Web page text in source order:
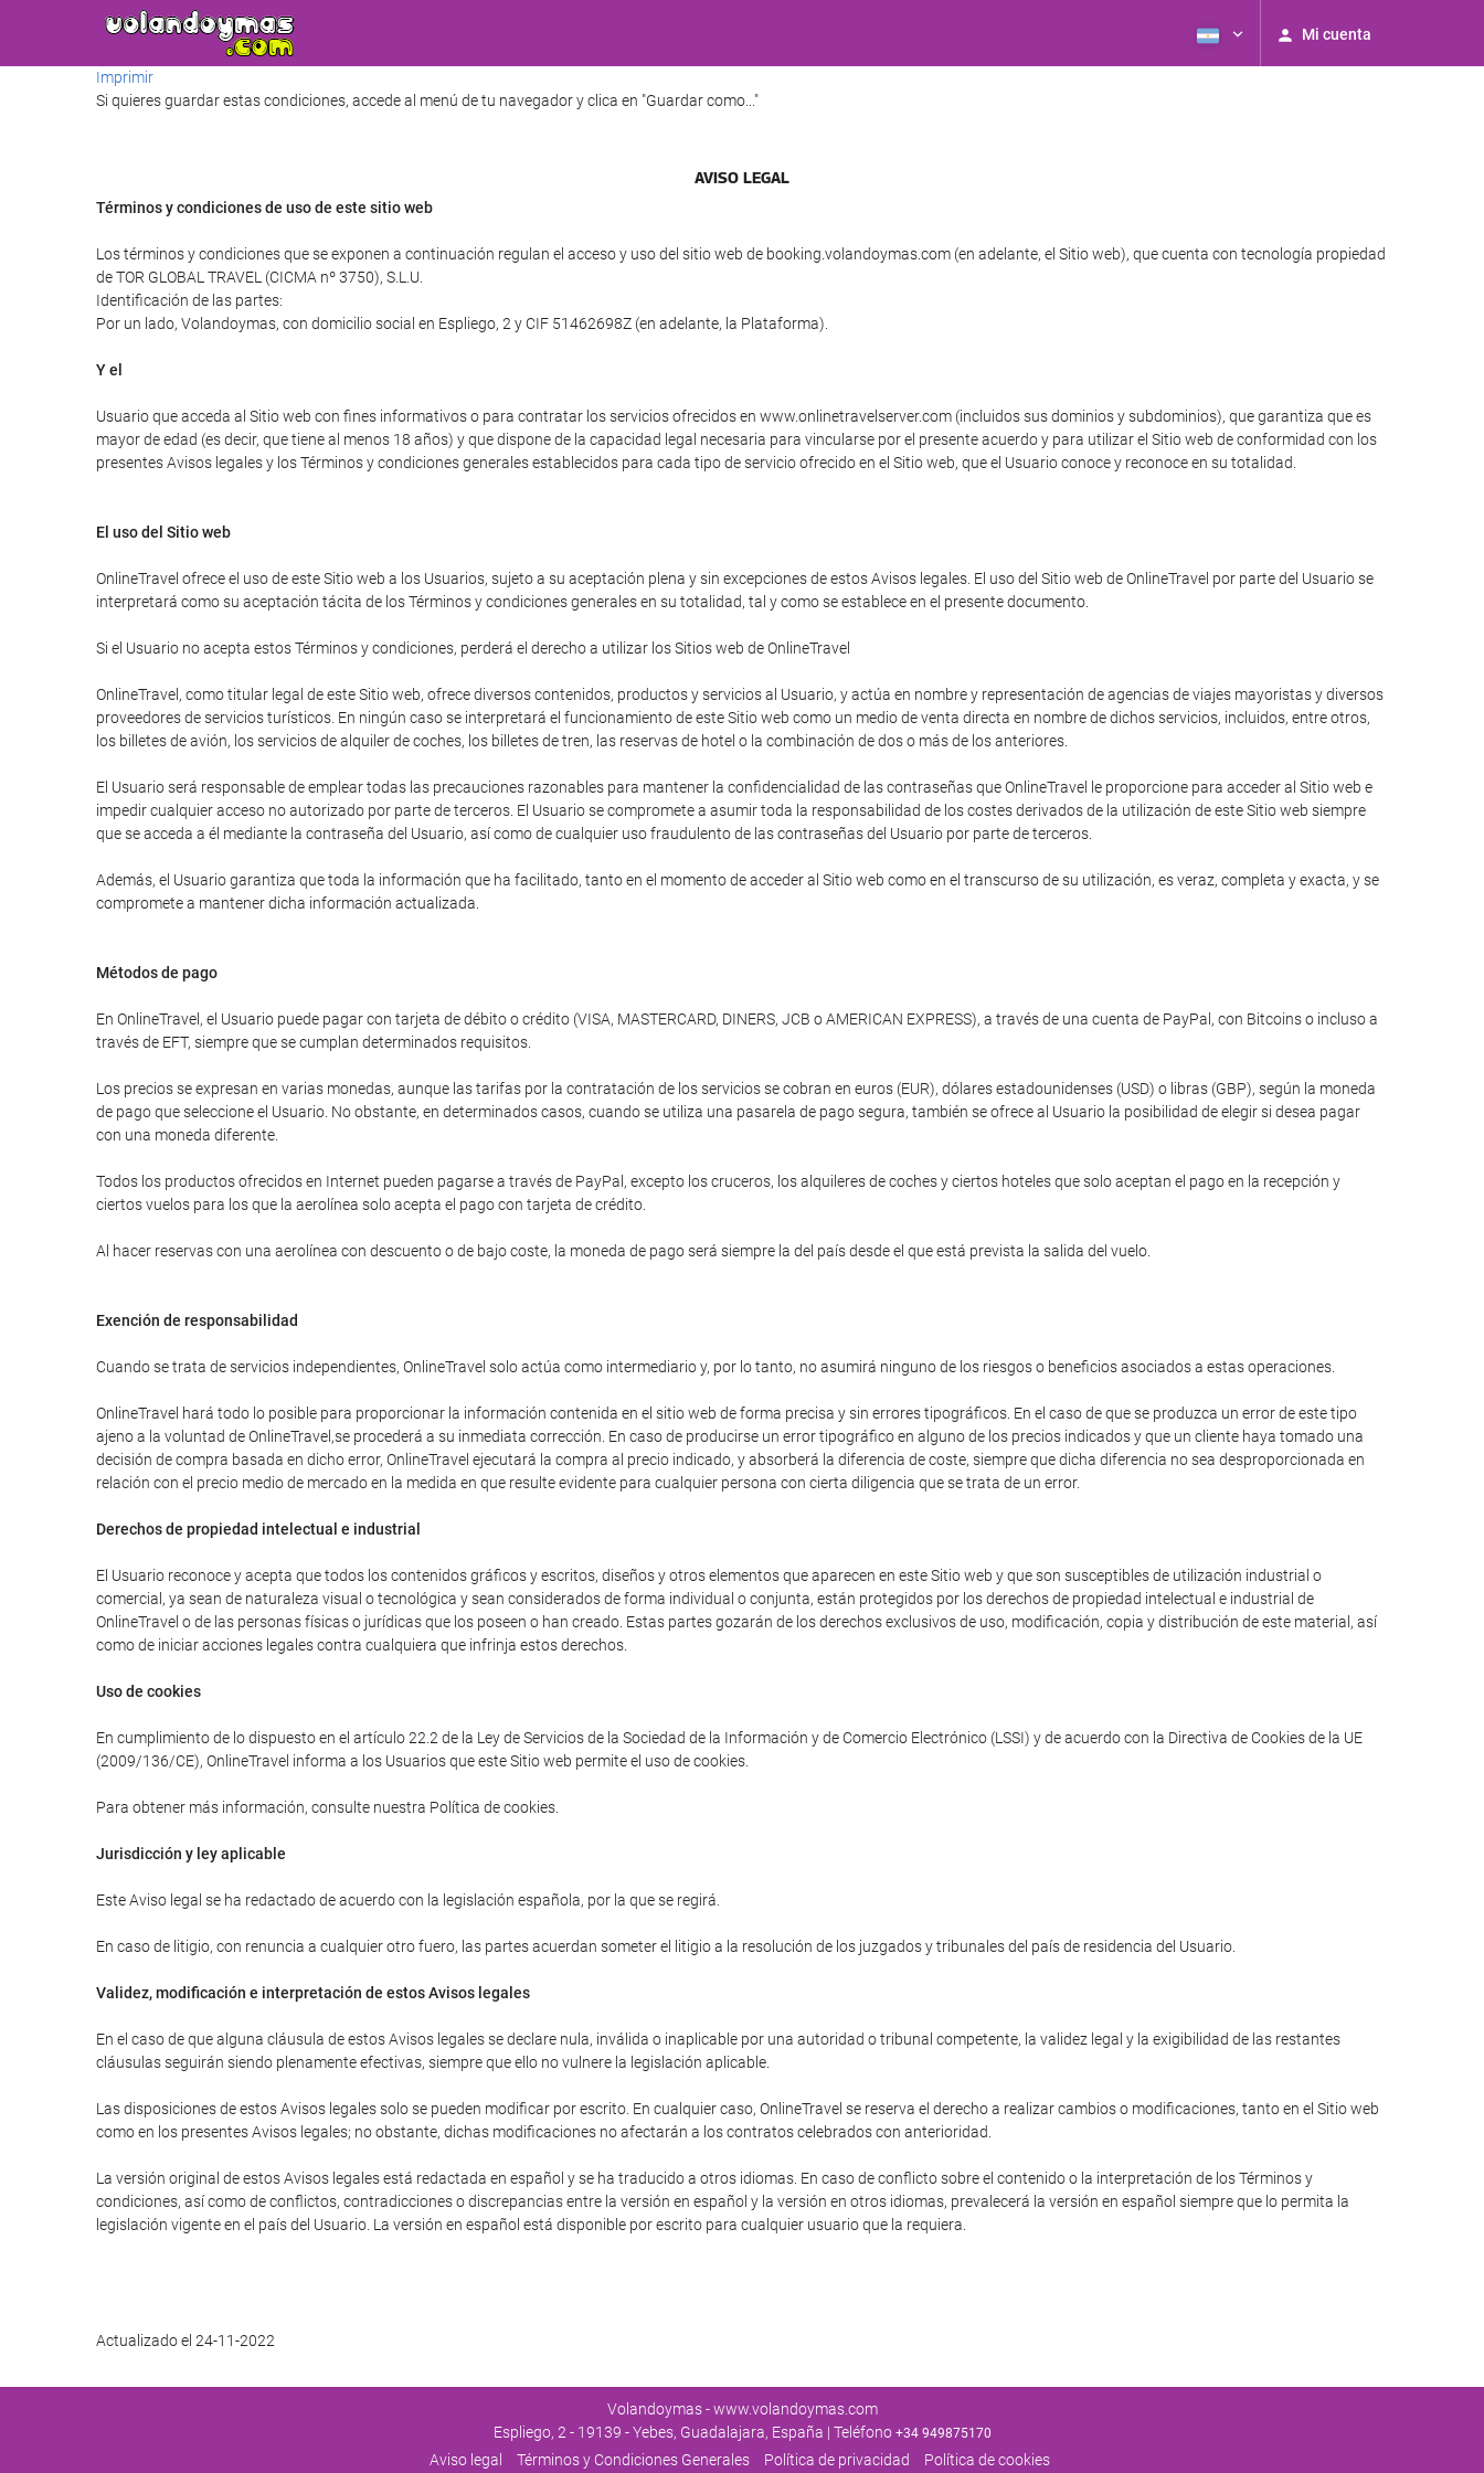
Mi cuenta
Imprimir
Si quieres guardar estas condiciones, accede al menú de tu navegador y clica en "Guardar como..."
AVISO LEGAL
Términos y condiciones de uso de este sitio web
Los términos y condiciones que se exponen a continuación regulan el acceso y uso del sitio web de booking.volandoymas.com (en adelante, el Sitio web), que cuenta con tecnología propiedad
de TOR GLOBAL TRAVEL (CICMA nº 3750), S.L.U.
Identificación de las partes:
Por un lado, Volandoymas, con domicilio social en Espliego, 2 y CIF 51462698Z (en adelante, la Plataforma).
Y el
Usuario que acceda al Sitio web con fines informativos o para contratar los servicios ofrecidos en www.onlinetravelserver.com (incluidos sus dominios y subdominios), que garantiza que es
mayor de edad (es decir, que tiene al menos 18 años) y que dispone de la capacidad legal necesaria para vincularse por el presente acuerdo y para utilizar el Sitio web de conformidad con los
presentes Avisos legales y los Términos y condiciones generales establecidos para cada tipo de servicio ofrecido en el Sitio web, que el Usuario conoce y reconoce en su totalidad.
El uso del Sitio web
OnlineTravel ofrece el uso de este Sitio web a los Usuarios, sujeto a su aceptación plena y sin excepciones de estos Avisos legales. El uso del Sitio web de OnlineTravel por parte del Usuario se
interpretará como su aceptación tácita de los Términos y condiciones generales en su totalidad, tal y como se establece en el presente documento.
Si el Usuario no acepta estos Términos y condiciones, perderá el derecho a utilizar los Sitios web de OnlineTravel
OnlineTravel, como titular legal de este Sitio web, ofrece diversos contenidos, productos y servicios al Usuario, y actúa en nombre y representación de agencias de viajes mayoristas y diversos
proveedores de servicios turísticos. En ningún caso se interpretará el funcionamiento de este Sitio web como un medio de venta directa en nombre de dichos servicios, incluidos, entre otros,
los billetes de avión, los servicios de alquiler de coches, los billetes de tren, las reservas de hotel o la combinación de dos o más de los anteriores.
El Usuario será responsable de emplear todas las precauciones razonables para mantener la confidencialidad de las contraseñas que OnlineTravel le proporcione para acceder al Sitio web e
impedir cualquier acceso no autorizado por parte de terceros. El Usuario se compromete a asumir toda la responsabilidad de los costes derivados de la utilización de este Sitio web siempre
que se acceda a él mediante la contraseña del Usuario, así como de cualquier uso fraudulento de las contraseñas del Usuario por parte de terceros.
Además, el Usuario garantiza que toda la información que ha facilitado, tanto en el momento de acceder al Sitio web como en el transcurso de su utilización, es veraz, completa y exacta, y se
compromete a mantener dicha información actualizada.
Métodos de pago
En OnlineTravel, el Usuario puede pagar con tarjeta de débito o crédito (VISA, MASTERCARD, DINERS, JCB o AMERICAN EXPRESS), a través de una cuenta de PayPal, con Bitcoins o incluso a
través de EFT, siempre que se cumplan determinados requisitos.
Los precios se expresan en varias monedas, aunque las tarifas por la contratación de los servicios se cobran en euros (EUR), dólares estadounidenses (USD) o libras (GBP), según la moneda
de pago que seleccione el Usuario. No obstante, en determinados casos, cuando se utiliza una pasarela de pago segura, también se ofrece al Usuario la posibilidad de elegir si desea pagar
con una moneda diferente.
Todos los productos ofrecidos en Internet pueden pagarse a través de PayPal, excepto los cruceros, los alquileres de coches y ciertos hoteles que solo aceptan el pago en la recepción y
ciertos vuelos para los que la aerolínea solo acepta el pago con tarjeta de crédito.
Al hacer reservas con una aerolínea con descuento o de bajo coste, la moneda de pago será siempre la del país desde el que está prevista la salida del vuelo.
Exención de responsabilidad
Cuando se trata de servicios independientes, OnlineTravel solo actúa como intermediario y, por lo tanto, no asumirá ninguno de los riesgos o beneficios asociados a estas operaciones.
OnlineTravel hará todo lo posible para proporcionar la información contenida en el sitio web de forma precisa y sin errores tipográficos. En el caso de que se produzca un error de este tipo
ajeno a la voluntad de OnlineTravel,se procederá a su inmediata corrección. En caso de producirse un error tipográfico en alguno de los precios indicados y que un cliente haya tomado una
decisión de compra basada en dicho error, OnlineTravel ejecutará la compra al precio indicado, y absorberá la diferencia de coste, siempre que dicha diferencia no sea desproporcionada en
relación con el precio medio de mercado en la medida en que resulte evidente para cualquier persona con cierta diligencia que se trata de un error.
Derechos de propiedad intelectual e industrial
El Usuario reconoce y acepta que todos los contenidos gráficos y escritos, diseños y otros elementos que aparecen en este Sitio web y que son susceptibles de utilización industrial o
comercial, ya sean de naturaleza visual o tecnológica y sean considerados de forma individual o conjunta, están protegidos por los derechos de propiedad intelectual e industrial de
OnlineTravel o de las personas físicas o jurídicas que los poseen o han creado. Estas partes gozarán de los derechos exclusivos de uso, modificación, copia y distribución de este material, así
como de iniciar acciones legales contra cualquiera que infrinja estos derechos.
Uso de cookies
En cumplimiento de lo dispuesto en el artículo 22.2 de la Ley de Servicios de la Sociedad de la Información y de Comercio Electrónico (LSSI) y de acuerdo con la Directiva de Cookies de la UE
(2009/136/CE), OnlineTravel informa a los Usuarios que este Sitio web permite el uso de cookies.
Para obtener más información, consulte nuestra Política de cookies.
Jurisdicción y ley aplicable
Este Aviso legal se ha redactado de acuerdo con la legislación española, por la que se regirá.
En caso de litigio, con renuncia a cualquier otro fuero, las partes acuerdan someter el litigio a la resolución de los juzgados y tribunales del país de residencia del Usuario.
Validez, modificación e interpretación de estos Avisos legales
En el caso de que alguna cláusula de estos Avisos legales se declare nula, inválida o inaplicable por una autoridad o tribunal competente, la validez legal y la exigibilidad de las restantes
cláusulas seguirán siendo plenamente efectivas, siempre que ello no vulnere la legislación aplicable.
Las disposiciones de estos Avisos legales solo se pueden modificar por escrito. En cualquier caso, OnlineTravel se reserva el derecho a realizar cambios o modificaciones, tanto en el Sitio web
como en los presentes Avisos legales; no obstante, dichas modificaciones no afectarán a los contratos celebrados con anterioridad.
La versión original de estos Avisos legales está redactada en español y se ha traducido a otros idiomas. En caso de conflicto sobre el contenido o la interpretación de los Términos y
condiciones, así como de conflictos, contradicciones o discrepancias entre la versión en español y la versión en otros idiomas, prevalecerá la versión en español siempre que lo permita la
legislación vigente en el país del Usuario. La versión en español está disponible por escrito para cualquier usuario que la requiera.
Actualizado el 24-11-2022
Volandoymas - www.volandoymas.com
Espliego, 2 - 19139 - Yebes, Guadalajara, España | Teléfono +34 949875170
Aviso legal Términos y Condiciones Generales Política de privacidad Política de cookies